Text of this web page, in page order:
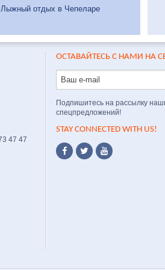
Лыжный отдых в Чепеларе
47 47
ОСТАВАЙТЕСЬ С НАМИ НА
Подпишитесь на рассылку
спецпредложений!
STAY CONNECTED WITH US!